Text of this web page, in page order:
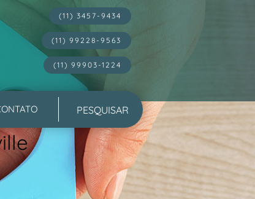
(11) 3457-9434
(11) 99228-9563
(11) 99903-1224